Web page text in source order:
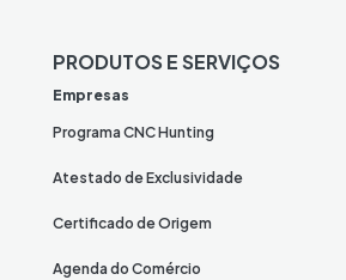
PRODUTOS E SERVIÇOS
Empresas
Programa CNC Hunting
Atestado de Exclusividade
Certificado de Origem
Agenda do Comércio